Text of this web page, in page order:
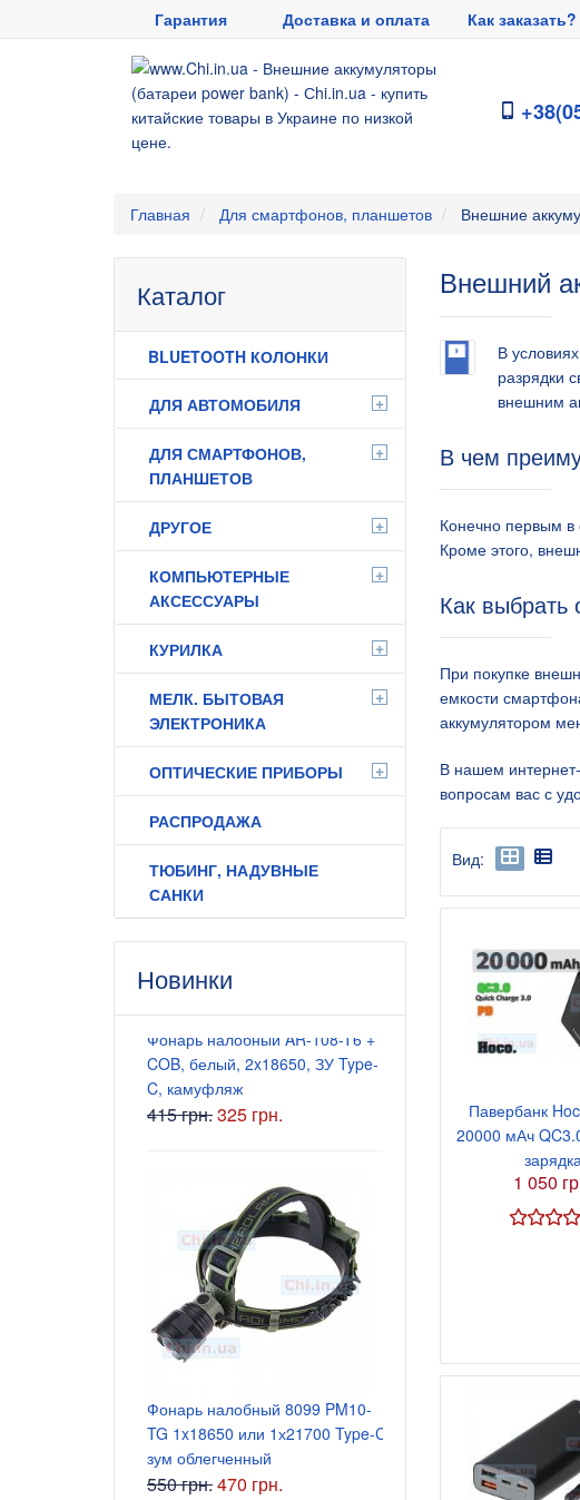
Гарантия Доставка и оплата Как заказать?
Главная Для смартфонов, планшетов Внешние
Каталог
BLUETOOTH КОЛОНКИ
ДЛЯ АВТОМОБИЛЯ +
ДЛЯ СМАРТФОНОВ,
ПЛАНШЕТОВ
+
ДРУГОЕ +
КОМПЬЮТЕРНЫЕ
АКСЕССУАРЫ
+
КУРИЛКА +
МЕЛК. БЫТОВАЯ
ЭЛЕКТРОНИКА
+
ОПТИЧЕСКИЕ ПРИБОРЫ +
РАСПРОДАЖА
ТЮБИНГ, НАДУВНЫЕ
САНКИ
Новинки
Фонарь налобный AR-108-T6 +
COB, белый, 2x18650, ЗУ Type-
C, камуфляж
415 грн.325 грн.
Фонарь налобный 8099 PM10-
TG 1x18650 или 1х21700 Type-C
зум облегченный
550 грн.470 грн.
Блок питания 9В 3А,
Внешний
В
разрядки
внешним
В чем
Конечно первым в
Кроме этого,
Как выбрать
При покупке
емкости
аккумулятором
В нашем
вопросам вас с
Вид:
Павербанк
20000 мАч
1 050